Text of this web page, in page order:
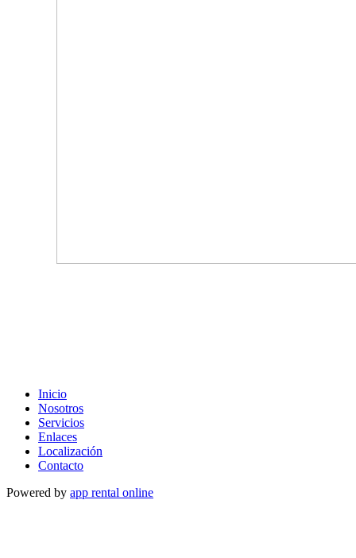
Inicio
Nosotros
Servicios
Enlaces
Localización
Contacto
Powered by app rental online